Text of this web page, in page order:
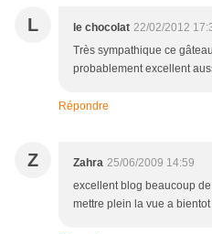
L le chocolat 22/02/2012
Très sympathique ce
probablement excellent
Répondre
Z Zahra 25/06/2009 14:59
excellent blog beaucoup
mettre plein la vue a bientot